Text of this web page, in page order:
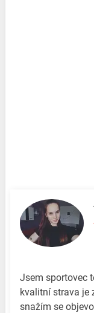
Jsem sportovec
kvalitní strava je
snažím se